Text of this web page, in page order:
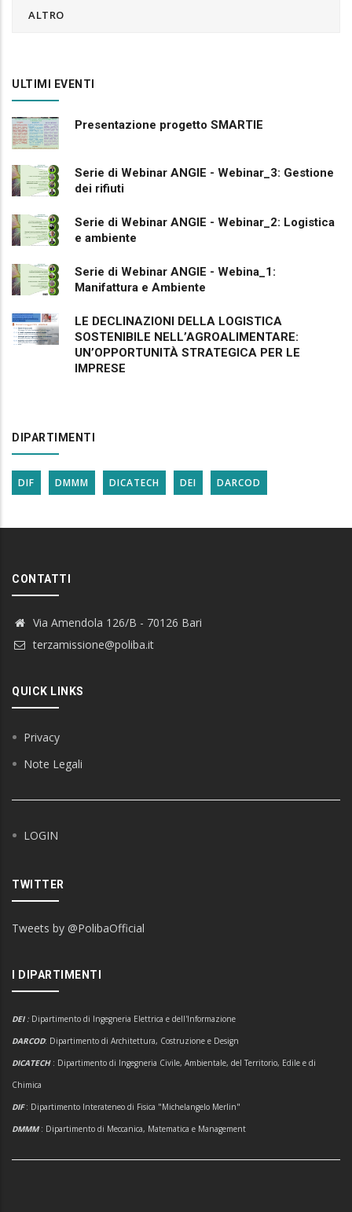
ALTRO
ULTIMI EVENTI
Presentazione progetto SMARTIE
Serie di Webinar ANGIE - Webinar_3: Gestione
dei rifiuti
Serie di Webinar ANGIE - Webinar_2: Logistica
e ambiente
Serie di Webinar ANGIE - Webina_1:
Manifattura e Ambiente
LE DECLINAZIONI DELLA LOGISTICA
SOSTENIBILE NELL’AGROALIMENTARE:
UN’OPPORTUNITÀ STRATEGICA PER LE
IMPRESE
DIPARTIMENTI
DIF DMMM DICATECH DEI DARCOD
CONTATTI
Via Amendola 126/B - 70126 Bari
terzamissione@poliba.it
QUICK LINKS
Privacy
Note Legali
LOGIN
TWITTER
Tweets by @PolibaOfficial
I DIPARTIMENTI
DEI : Dipartimento di Ingegneria Elettrica e dell'Informazione
DARCOD: Dipartimento di Architettura, Costruzione e Design
DICATECH : Dipartimento di Ingegneria Civile, Ambientale, del Territorio, Edile e di
Chimica
DIF: Dipartimento Interateneo di Fisica "Michelangelo Merlin"
DMMM: Dipartimento di Meccanica, Matematica e Management